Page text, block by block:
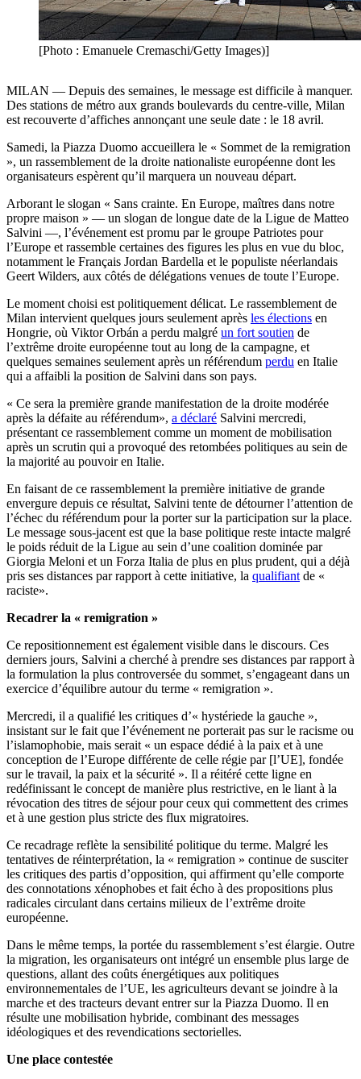
[Photo : Emanuele Cremaschi/Getty Images)]
MILAN — Depuis des semaines, le message est difficile à manquer.
Des stations de métro aux grands boulevards du centre-ville, Milan
est recouverte d’affiches annonçant une seule date : le 18 avril.
Samedi, la Piazza Duomo accueillera le « Sommet de la remigration
», un rassemblement de la droite nationaliste européenne dont les
organisateurs espèrent qu’il marquera un nouveau départ.
Arborant le slogan « Sans crainte. En Europe, maîtres dans notre
propre maison » — un slogan de longue date de la Ligue de Matteo
Salvini —, l’événement est promu par le groupe Patriotes pour
l’Europe et rassemble certaines des figures les plus en vue du bloc,
notamment le Français Jordan Bardella et le populiste néerlandais
Geert Wilders, aux côtés de délégations venues de toute l’Europe.
Le moment choisi est politiquement délicat. Le rassemblement de
Milan intervient quelques jours seulement après les élections en
Hongrie, où Viktor Orbán a perdu malgré un fort soutien de
l’extrême droite européenne tout au long de la campagne, et
quelques semaines seulement après un référendum perdu en Italie
qui a affaibli la position de Salvini dans son pays.
« Ce sera la première grande manifestation de la droite modérée
après la défaite au référendum», a déclaré Salvini mercredi,
présentant ce rassemblement comme un moment de mobilisation
après un scrutin qui a provoqué des retombées politiques au sein de
la majorité au pouvoiren Italie.
En faisant de ce rassemblement la première initiative de grande
envergure depuis ce résultat, Salvini tente de détourner l’attention de
l’échec du référendum pour la porter sur la participation sur la place.
Le message sous-jacent est que la base politique reste intacte malgré
le poids réduit de la Ligue au sein d’une coalition dominée par
Giorgia Meloni et un Forza Italia de plus en plus prudent, qui a déjà
pris ses distances par rapport à cette initiative, la qualifiant de «
raciste».
Recadrer la « remigration »
Ce repositionnement est également visible dans le discours. Ces
derniers jours, Salvini a cherché à prendre ses distances par rapport à
la formulation la plus controversée du sommet, s’engageant dans un
exercice d’équilibre autour du terme « remigration ».
Mercredi, il a qualifié les critiques d’« hystériede la gauche »,
insistant sur le fait que l’événement ne porterait pas sur le racisme ou
l’islamophobie, mais serait « un espace dédié à la paix et à une
conception de l’Europe différente de celle régie par [l’UE], fondée
sur le travail, la paix et la sécurité ». Il a réitéré cette ligne en
redéfinissant le concept de manière plus restrictive, en le liant à la
révocation des titres de séjour pour ceux qui commettent des crimes
et à une gestion plus stricte des flux migratoires.
Ce recadrage reflète la sensibilité politique du terme. Malgré les
tentatives de réinterprétation, la « remigration » continue de susciter
les critiques des partis d’opposition, qui affirment qu’elle comporte
des connotations xénophobes et fait écho à des propositions plus
radicales circulant dans certains milieux de l’extrême droite
européenne.
Dans le même temps, la portée du rassemblement s’est élargie. Outre
la migration, les organisateurs ont intégré un ensemble plus large de
questions, allant des coûts énergétiques aux politiques
environnementales de l’UE, les agriculteurs devant se joindre à la
marche et des tracteurs devant entrer sur la Piazza Duomo. Il en
résulte une mobilisation hybride, combinant des messages
idéologiques et des revendications sectorielles.
Une place contestée